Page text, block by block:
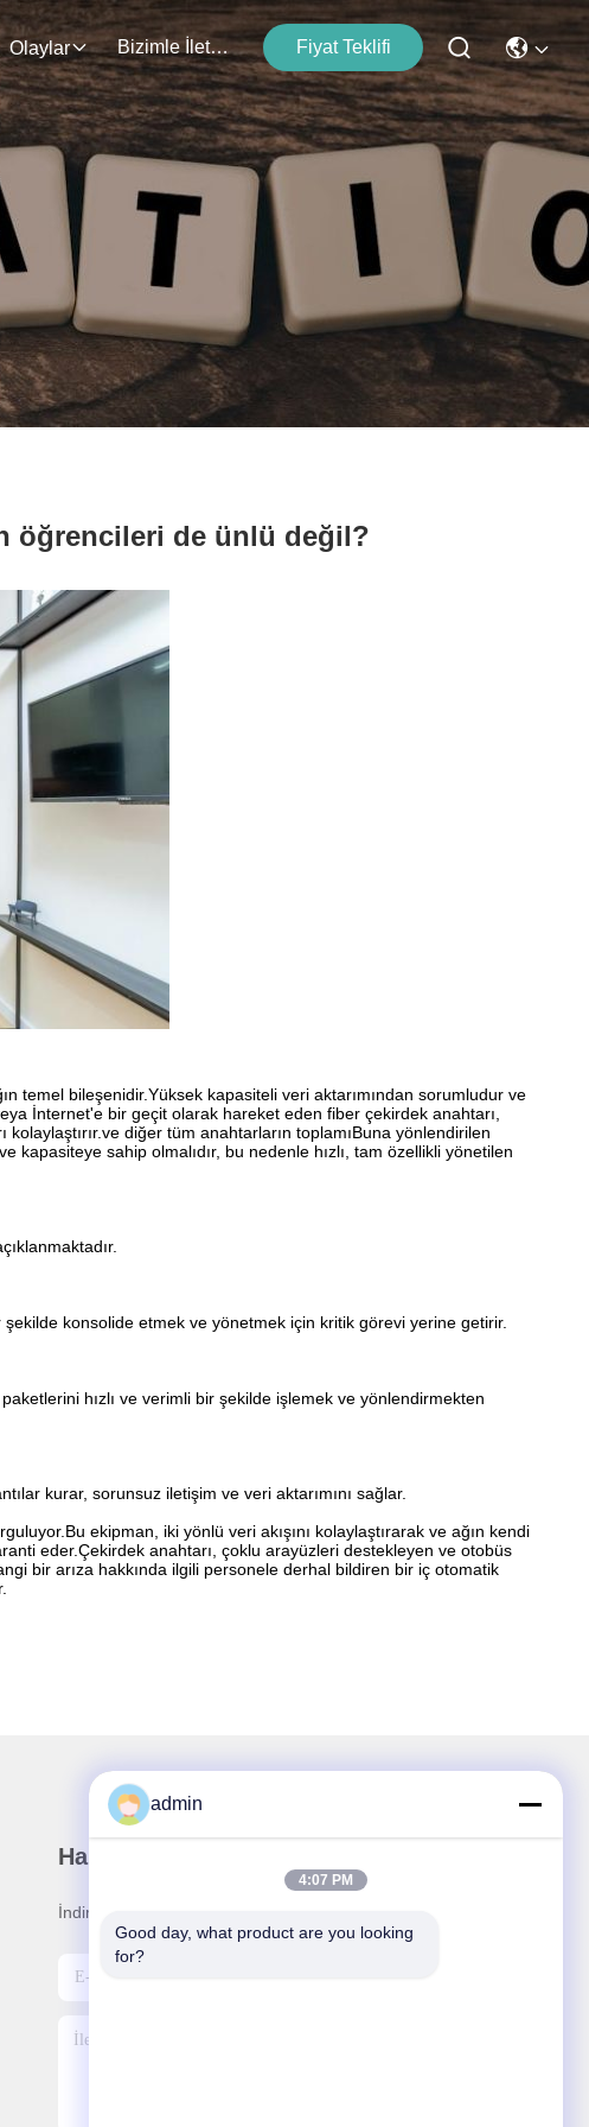
Olaylar Bizimle İletişim Fiyat Teklifi
öğrencileri de ünlü değil?
temel bileşenidir.Yüksek kapasiteli veri aktarımından sorumludur ve
İnternet'e bir geçit olarak hareket eden fiber çekirdek anahtarı,
diğer tüm anahtarların toplamıBuna yönlendirilen
sahip olmalıdır, bu nedenle hızlı, tam özellikli yönetilen
konsolide etmek ve yönetmek için kritik görevi yerine getirir.
hızlı ve verimli bir şekilde işlemek ve yönlendirmekten
kurar, sorunsuz iletişim ve veri aktarımını sağlar.
ekipman, iki yönlü veri akışını kolaylaştırarak ve ağın kendi
eder.Çekirdek anahtarı, çoklu arayüzleri destekleyen ve otobüs
bir arıza hakkında ilgili personele derhal bildiren bir iç otomatik
Haber Bültenimiz
İndirimler ve daha fazlası için bültenimize abone olun.
admin
4:07 PM
Good day, what product are you looking
for?